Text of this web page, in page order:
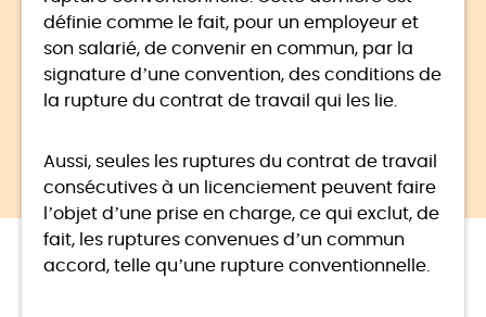
définie comme le fait, pour un employeur et
son salarié, de convenir en commun, par la
signature d’une convention, des conditions de
la rupture du contrat de travail qui les lie.
Aussi, seules les ruptures du contrat de travail
consécutives à un licenciement peuvent faire
l’objet d’une prise en charge, ce qui exclut, de
fait, les ruptures convenues d’un commun
accord, telle qu’une rupture conventionnelle.